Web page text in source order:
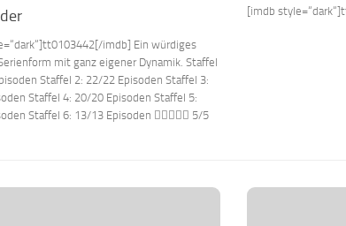
imdb] Ein würdiges
mit ganz eigener Dynamik. Staffel
Staffel 2: 22/22 Episoden Staffel 3:
Staffel 4: 20/20 Episoden Staffel 5:
Staffel 6: 13/13 Episoden  5/5
[imdb